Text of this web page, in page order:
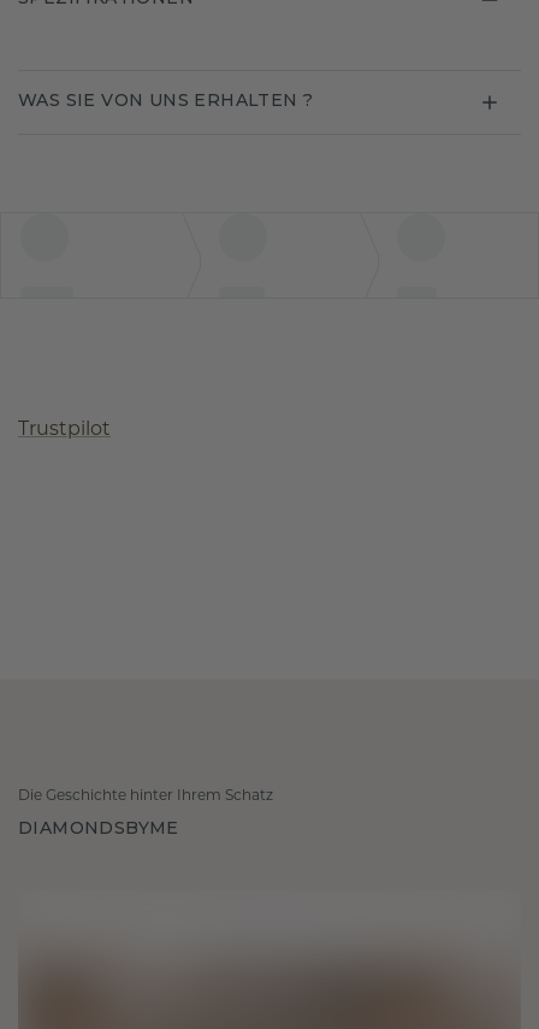
WAS SIE VON UNS ERHALTEN ?
Trustpilot
Die Geschichte hinter Ihrem Schatz
DIAMONDSBYME